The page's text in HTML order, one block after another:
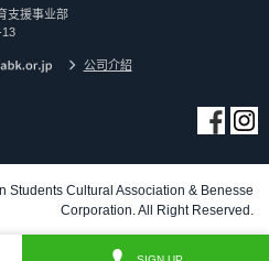
支援事业部
13
公司介紹
Students Cultural Association & Benesse
Corporation. All Right Reserved.